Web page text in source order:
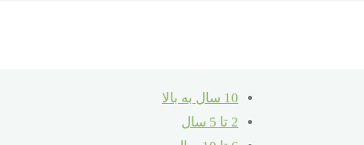
10 سال به بالا
2 تا 5 سال